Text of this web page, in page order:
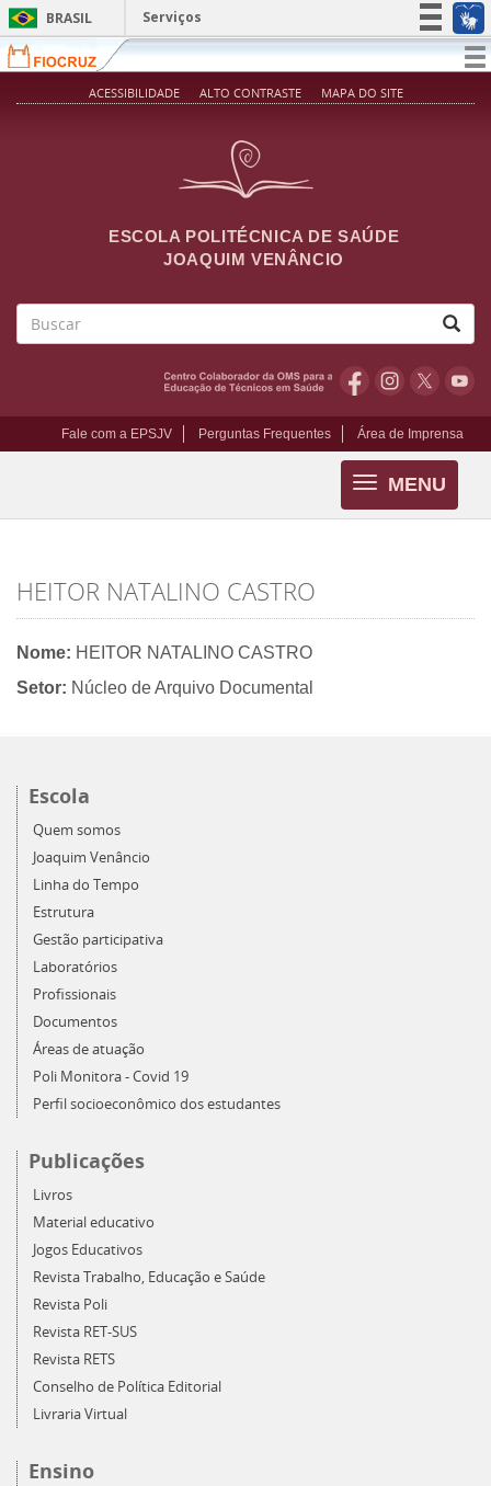
Pular para o conteúdo principal
BRASIL
Serviços
Simplifique!
Participe
ACESSIBILIDADE ALTO CONTRASTE MAPA DO SITE
ESCOLA POLITÉCNICA DE SAÚDE
JOAQUIM VENÂNCIO
Fale com a EPSJV Perguntas Frequentes Área de Imprensa
MENU
Toggle
navigation
HEITOR NATALINO CASTRO
Nome: HEITOR NATALINO CASTRO
Setor: Núcleo de Arquivo Documental
Escola
Quem somos
Joaquim Venâncio
Linha do Tempo
Estrutura
Gestão participativa
Laboratórios
Profissionais
Documentos
Áreas de atuação
Poli Monitora - Covid 19
Perfil socioeconômico dos estudantes
Publicações
Livros
Material educativo
Jogos Educativos
Revista Trabalho, Educação e Saúde
Revista Poli
Revista RET-SUS
Revista RETS
Conselho de Política Editorial
Livraria Virtual
Ensino